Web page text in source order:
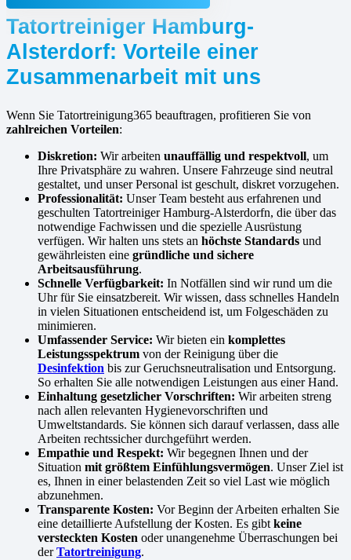
Tatortreiniger Hamburg-
Alsterdorf: Vorteile einer
Zusammenarbeit mit uns
Wenn Sie Tatortreinigung365 beauftragen, profitieren Sie von
zahlreichen Vorteilen:
Diskretion: Wir arbeiten unauffällig und respektvoll, um
Ihre Privatsphäre zu wahren. Unsere Fahrzeuge sind neutral
gestaltet, und unser Personal ist geschult, diskret vorzugehen.
Professionalität: Unser Team besteht aus erfahrenen und
geschulten Tatortreiniger Hamburg-Alsterdorfn, die über das
notwendige Fachwissen und die spezielle Ausrüstung
verfügen. Wir halten uns stets an höchste Standards und
gewährleisten eine gründliche und sichere
Arbeitsausführung.
Schnelle Verfügbarkeit: In Notfällen sind wir rund um die
Uhr für Sie einsatzbereit. Wir wissen, dass schnelles Handeln
in vielen Situationen entscheidend ist, um Folgeschäden zu
minimieren.
Umfassender Service: Wir bieten ein komplettes
Leistungsspektrum von der Reinigung über die
Desinfektion bis zur Geruchsneutralisation und Entsorgung.
So erhalten Sie alle notwendigen Leistungen aus einer Hand.
Einhaltung gesetzlicher Vorschriften: Wir arbeiten streng
nach allen relevanten Hygienevorschriften und
Umweltstandards. Sie können sich darauf verlassen, dass alle
Arbeiten rechtssicher durchgeführt werden.
Empathie und Respekt: Wir begegnen Ihnen und der
Situation mit größtem Einfühlungsvermögen. Unser Ziel ist
es, Ihnen in einer belastenden Zeit so viel Last wie möglich
abzunehmen.
Transparente Kosten: Vor Beginn der Arbeiten erhalten Sie
eine detaillierte Aufstellung der Kosten. Es gibt keine
versteckten Kosten oder unangenehme Überraschungen bei
derTatortreinigung.